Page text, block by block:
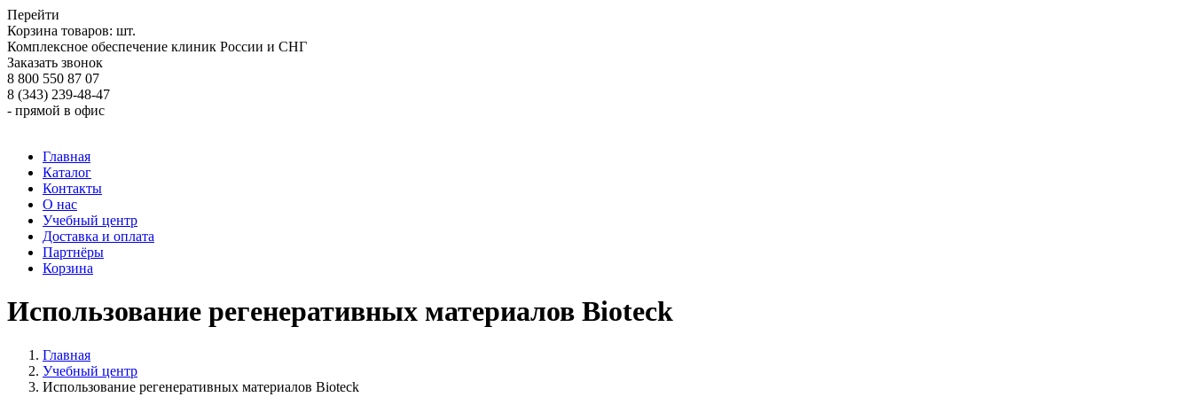
Перейти
Корзина товаров: шт.
Комплексное обеспечение клиник России и СНГ
Заказать звонок
8 800 550 87 07
8 (343) 239-48-47
- прямой в офис
Главная
Каталог
Контакты
О нас
Учебный центр
Доставка и оплата
Партнёры
Корзина
Использование регенеративных материалов Bioteck
Главная
Учебный центр
Использование регенеративных материалов Bioteck